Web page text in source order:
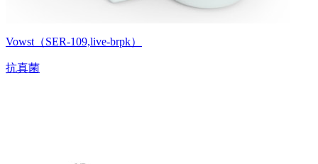
Vowst（SER-109,live-brpk）
抗真菌